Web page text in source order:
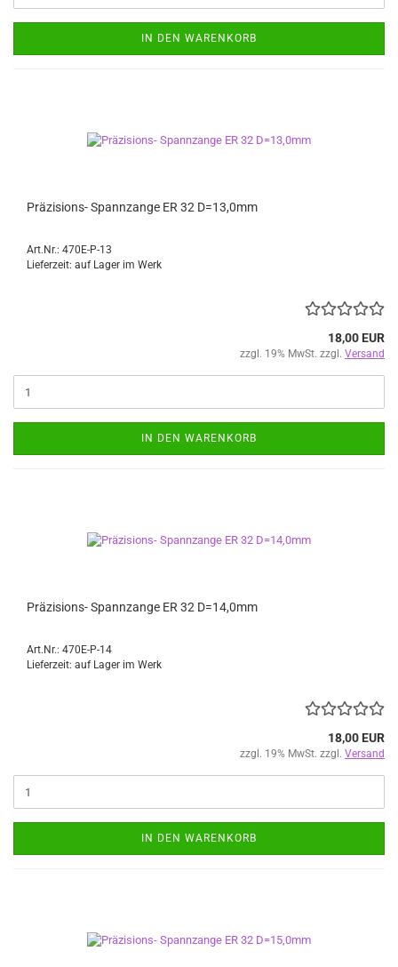
IN DEN WARENKORB
Präzisions- Spannzange ER 32 D=13,0mm
Art.Nr.: 470E-P-13
Lieferzeit: auf Lager im Werk
18,00 EUR
zzgl. 19% MwSt. zzgl. Versand
IN DEN WARENKORB
Präzisions- Spannzange ER 32 D=14,0mm
Art.Nr.: 470E-P-14
Lieferzeit: auf Lager im Werk
18,00 EUR
zzgl. 19% MwSt. zzgl. Versand
IN DEN WARENKORB